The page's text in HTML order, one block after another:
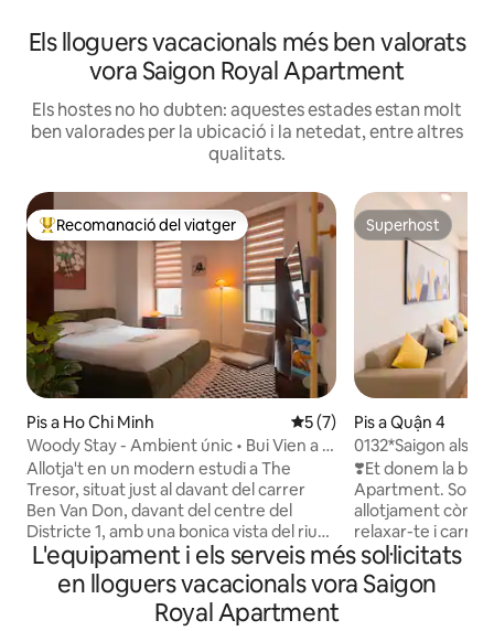
Els lloguers vacacionals més ben valorats
vora Saigon Royal Apartment
Els hostes no ho dubten: aquestes estades estan molt
ben valorades per la ubicació i la netedat, entre altres
qualitats.
Principals recomanacions dels viatgers
Recomanació del viatger
Pis a Ho Chi Minh 5 de puntuació mitjana
5 (7)
Woody Stay - Ambient únic • Bui Vien a 6
minuts, D1 Central
Allotja't en un modern estudi a The
Tresor, situat just al davant del carrer
Ben Van Don, davant del centre del
Districte 1, amb una bonica vista del riu
Saigon. L'apartament està totalment
equipat: un llit còmode, una cuina, una
nevera, aire condicionat, wifi d'alta
velocitat, un televisor de pantalla plana i
Superhost
Superhost
Pis a Quận 4
0132*Saigon als
terrat*
❣️Et donem la
Apartment. Som
allotjament
relaxar-te i
d'un llarg vol i
la ciutat. 🍀 Només 5 minuts caminant a
través del pont
L'equipament i els serveis més sol·licitats
en lloguers vacacionals vora Saigon
Royal Apartment